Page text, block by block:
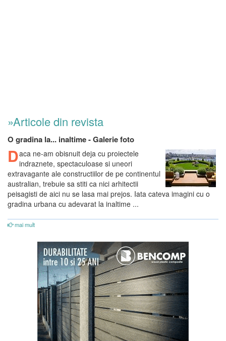
»Articole din revista
O gradina la... inaltime - Galerie foto
Daca ne-am obisnuit deja cu proiectele
indraznete, spectaculoase si uneori
extravagante ale constructiilor de pe continentul
australian, trebuie sa stiti ca nici arhitectii
peisagisti de aici nu se lasa mai prejos. Iata cateva imagini cu o
gradina urbana cu adevarat la inaltime ...
mai mult